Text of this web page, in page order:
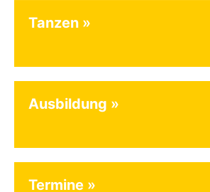
Tanzen
Ausbildung
Termine